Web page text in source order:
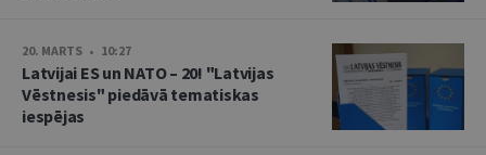
20. MARTS • 10:27
Latvijai ES un NATO – 20! "Latvijas
Vēstnesis" piedāvā tematiskas
iespējas